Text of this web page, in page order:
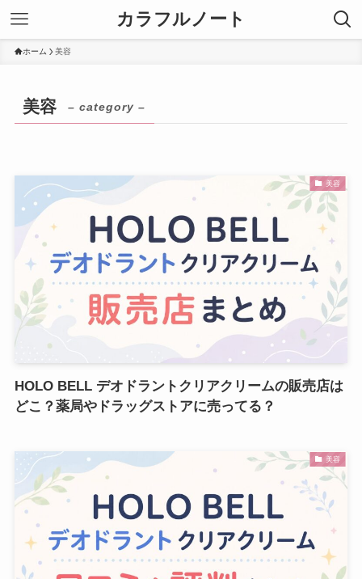
カラフルノート
ホーム 美容
美容 – category –
美容
HOLO BELL デオドラントクリアクリームの販売店は
どこ？薬局やドラッグストアに売ってる？
美容